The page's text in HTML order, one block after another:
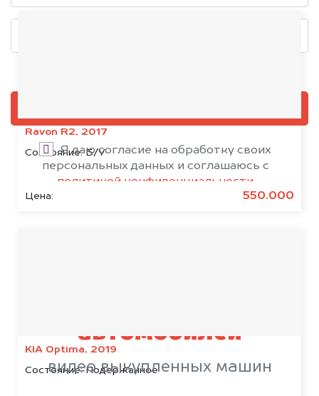
Ravon R2, 2017
Состояние:Б/У
Цена: 550.000
KIA Optima, 2019
Состояние:Подержанное
Я даю согласие на обработку своих
персональных данных и соглашаюсь с
политикой конфиденциальности
автомобилей
видео выкупленных машин